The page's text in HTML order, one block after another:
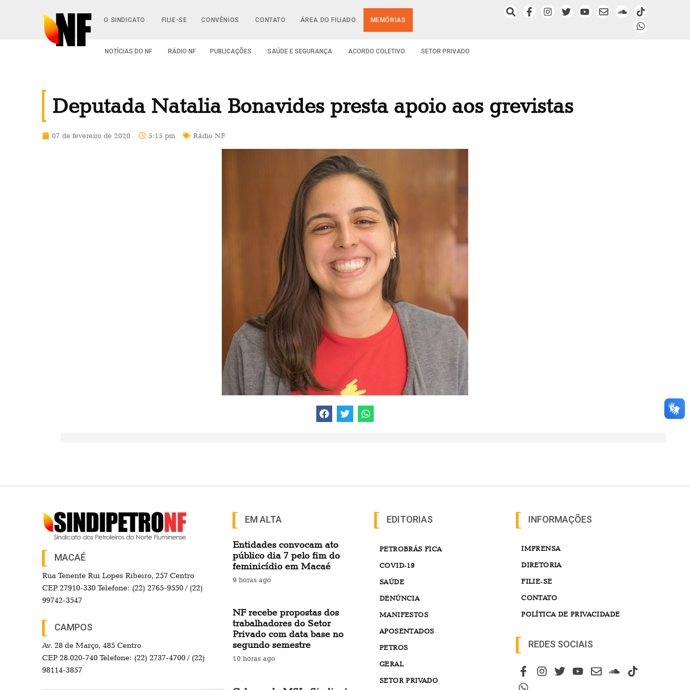
O SINDICATO FILIE-SE CONVÊNIOS CONTATO ÁREA DO FILIADO MEMÓRIAS
NOTÍCIAS DO NF RÁDIO NF PUBLICAÇÕES SAÚDE E SEGURANÇA ACORDO COLETIVO SETOR PRIVADO
Deputada Natalia Bonavides presta apoio aos grevistas
07 de fevereiro de 2020 5:15 pm Rádio NF
MACAÉ
Rua Tenente Rui Lopes Ribeiro, 257 Centro
CEP 27910-330 Telefone: (22) 2765-9550 / (22)
99742-3547
CAMPOS
Av. 28 de Março, 485 Centro
CEP 28.020-740 Telefone: (22) 2737-4700 / (22)
98114-3857
EM ALTA
Entidades convocam ato
público dia 7 pelo fim do
feminicídio em Macaé
9 horas ago
NF recebe propostas dos
trabalhadores do Setor
Privado com data base no
segundo semestre
10 horas ago
EDITORIAS
PETROBRÁS FICA
COVID-19
SAÚDE
DENÚNCIA
MANIFESTOS
APOSENTADOS
PETROS
GERAL
SETOR PRIVADO
INFORMAÇÕES
IMPRENSA
DIRETORIA
FILIE-SE
CONTATO
POLÍTICA DE PRIVACIDADE
REDES SOCIAIS